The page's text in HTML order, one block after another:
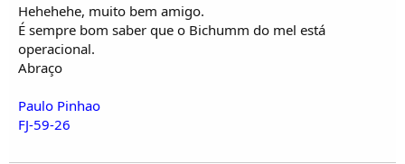
Hehehehe, muito bem amigo.
É sempre bom saber que o Bichumm do mel está
operacional.
Abraço
Paulo Pinhao
FJ-59-26